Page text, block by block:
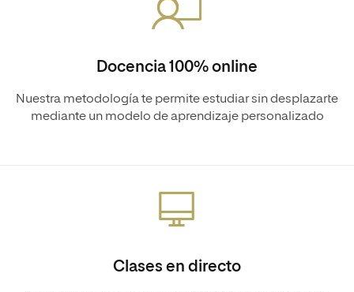
Docencia 100% online
Nuestra metodología te permite estudiar sin desplazarte
mediante un modelo de aprendizaje personalizado
Clases en directo